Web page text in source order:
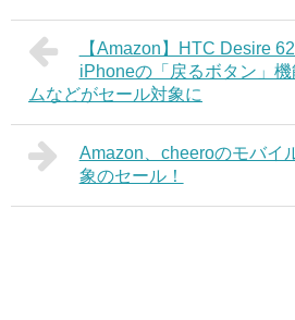
【Amazon】HTC Desire
iPhoneの「戻るボタン」
ムなどがセール対象に
Amazon、cheeroのモバイ
象のセール！